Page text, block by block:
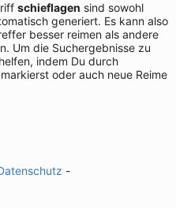
schieflagen sind sowohl
generiert. Es kann also
besser reimen als andere
Um die Suchergebnisse zu
indem Du durch
oder auch neue Reime
-